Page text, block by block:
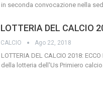
in seconda convocazione nella
LOTTERIA DEL CALCIO
CALCIO Ago 22, 2018
LOTTERIA DEL CALCIO 2018: ECCO
della lotteria dell'Us Primiero calcio.